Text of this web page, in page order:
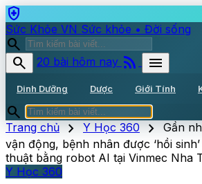
health_and_safety
Sức Khỏe VN Sức khỏe • Đời sống
search
search
20 bài hôm nay rss_feed menu
Dinh Dưỡng Dược Giới Tính
search
Trang chủ chevron_right Y Học 360 chevron_right Gần
vận động, bệnh nhân được ‘hồi
thuật bằng robot AI tại Vinmec Nha
Y Học 360